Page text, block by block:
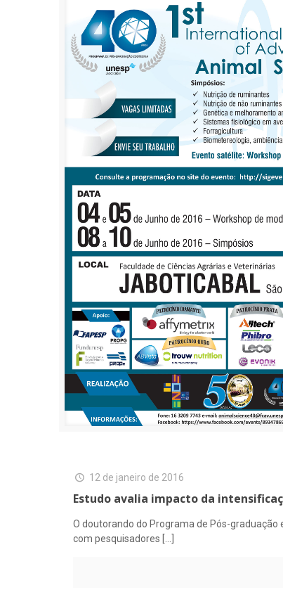
12 de janeiro de 2016
Estudo avalia impacto da
O doutorando do Programa de Pós-graduação
com pesquisadores […]